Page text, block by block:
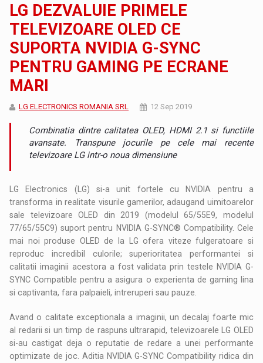
LG DEZVALUIE PRIMELE
TELEVIZOARE OLED CE
SUPORTA NVIDIA G-SYNC
PENTRU GAMING PE ECRANE
MARI
LG ELECTRONICS ROMANIA SRL 12 Sep 2019
Combinatia dintre calitatea OLED, HDMI 2.1 si functiile
avansate. Transpune jocurile pe cele mai recente
televizoare LG intr-o noua dimensiune
LG Electronics (LG) si-a unit fortele cu NVIDIA pentru a
transforma in realitate visurile gamerilor, adaugand uimitoarelor
sale televizoare OLED din 2019 (modelul 65/55E9, modelul
77/65/55C9) suport pentru NVIDIA G-SYNC® Compatibility. Cele
mai noi produse OLED de la LG ofera viteze fulgeratoare si
reproduc incredibil culorile; superioritatea performantei si
calitatii imaginii acestora a fost validata prin testele NVIDIA G-
SYNC Compatible pentru a asigura o experienta de gaming lina
si captivanta, fara palpaieli, intreruperi sau pauze.
Avand o calitate exceptionala a imaginii, un decalaj foarte mic
al redarii si un timp de raspuns ultrarapid, televizoarele LG OLED
si-au castigat deja o reputatie de redare a unei performante
optimizate de joc. Aditia NVIDIA G-SYNC Compatibility ridica din